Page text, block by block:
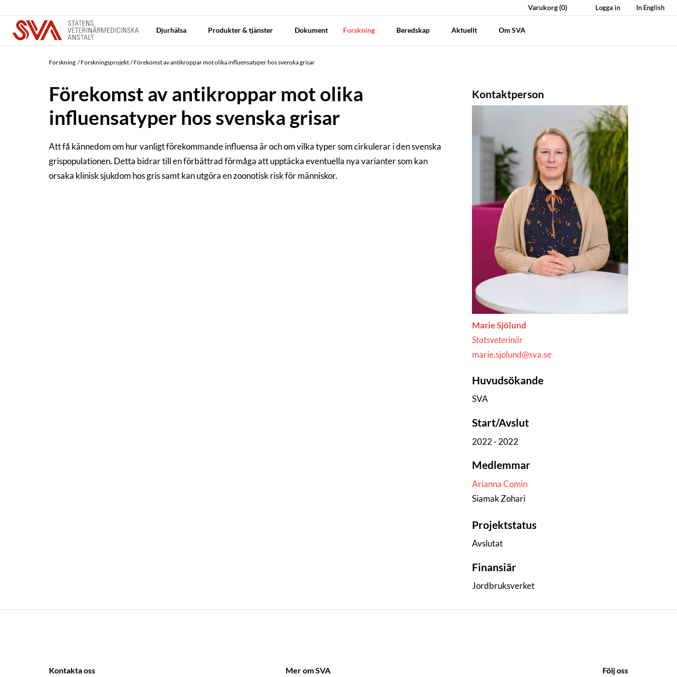
Varukorg(0) Logga in In English
Djurhälsa Produkter & tjänster Dokument Forskning Beredskap Aktuellt Om SVA
Forskning Forskningsprojekt Förekomst av antikroppar mot olika influensatyper hos svenska grisar
Förekomst av antikroppar mot olika
influensatyper hos svenska grisar
Att få kännedom om hur vanligt förekommande influensa är och om vilka typer som cirkulerar i den svenska
grispopulationen. Detta bidrar till en förbättrad förmåga att upptäcka eventuella nya varianter som kan
orsaka klinisk sjukdom hos gris samt kan utgöra en zoonotisk risk för människor.
Kontaktperson
Marie Sjölund
Statsveterinär
marie.sjolund@sva.se
Huvudsökande
SVA
Start/Avslut
2022 - 2022
Medlemmar
Arianna Comin
Siamak Zohari
Projektstatus
Avslutat
Finansiär
Jordbruksverket
Kontakta oss Mer om SVA Följ oss